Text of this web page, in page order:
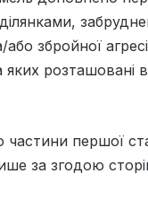
збройної
розташовані
першої
за згодою